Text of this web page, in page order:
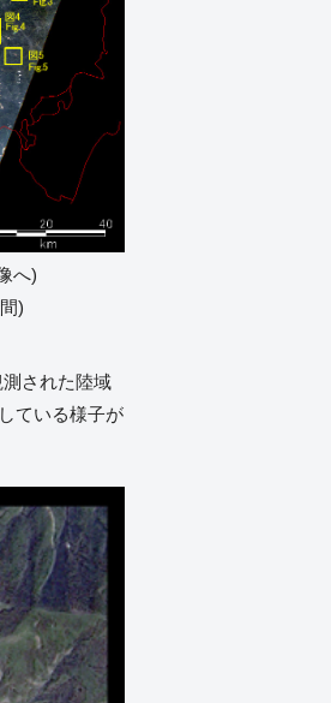
へ)
)
された陸域
ている様子が